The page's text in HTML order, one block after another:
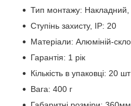
Тип монтажу: Накладний,
Ступінь захисту, IP: 20
Матеріали: Алюміній-скло
Гарантія: 1 рік
Кількість в упаковці: 20 шт
Вага: 400 г